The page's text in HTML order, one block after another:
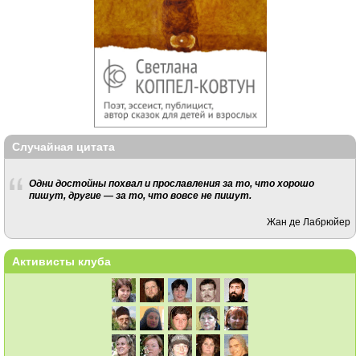
Случайная цитата
Одни достойны похвал и прославления за то, что хорошо
пишут, другие — за то, что вовсе не пишут.
Жан де Лабрюйер
Активисты клуба